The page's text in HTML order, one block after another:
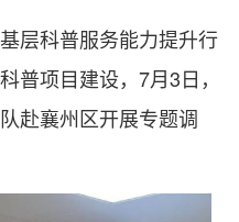
层科普服务能力提升行
普项目建设，7月3日，
赴襄州区开展专题调